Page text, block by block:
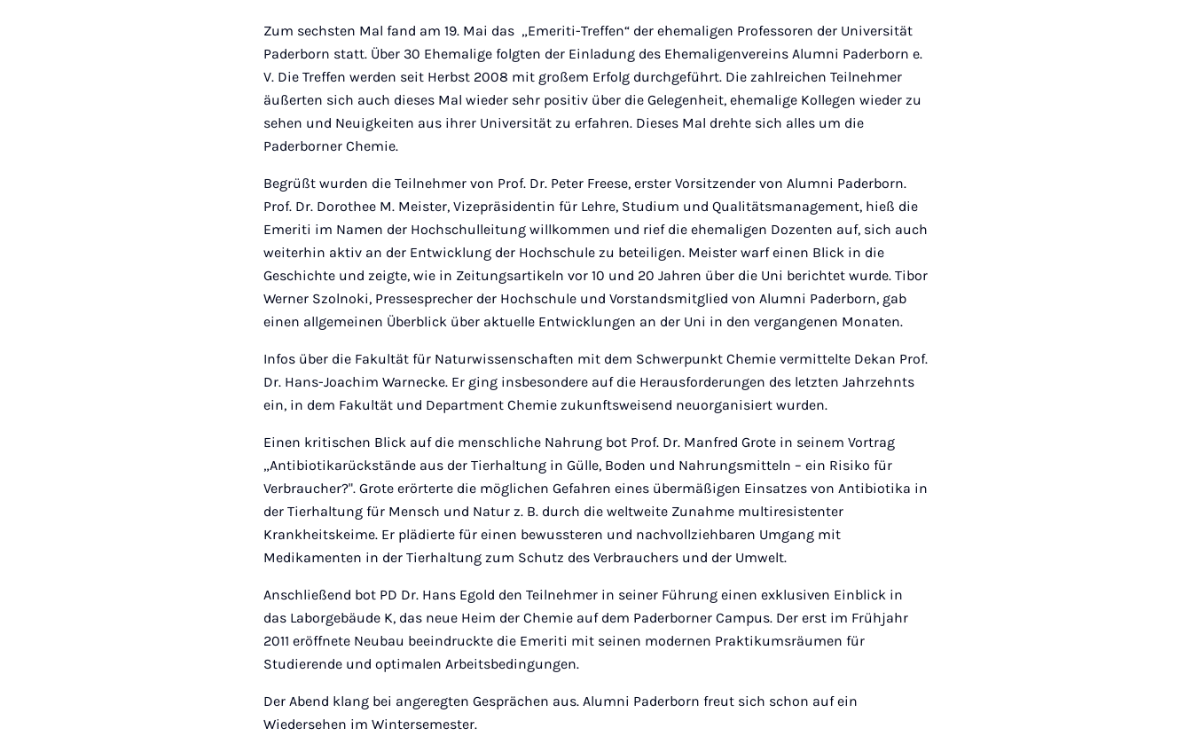
Mail
Zum sechsten Mal fand am 19. Mai das „Emeriti-Treffen“ der ehemaligen Professoren der Universität
Paderborn statt. Über 30 Ehemalige folgten der Einladung des Ehemaligenvereins Alumni Paderborn e.
V. Die Treffen werden seit Herbst 2008 mit großem Erfolg durchgeführt. Die zahlreichen Teilnehmer
äußerten sich auch dieses Mal wieder sehr positiv über die Gelegenheit, ehemalige Kollegen wieder zu
sehen und Neuigkeiten aus ihrer Universität zu erfahren. Dieses Mal drehte sich alles um die
Paderborner Chemie.
Begrüßt wurden die Teilnehmer von Prof. Dr. Peter Freese, erster Vorsitzender von Alumni Paderborn.
Prof. Dr. Dorothee M. Meister, Vizepräsidentin für Lehre, Studium und Qualitätsmanagement, hieß die
Emeriti im Namen der Hochschulleitung willkommen und rief die ehemaligen Dozenten auf, sich auch
weiterhin aktiv an der Entwicklung der Hochschule zu beteiligen. Meister warf einen Blick in die
Geschichte und zeigte, wie in Zeitungsartikeln vor 10 und 20 Jahren über die Uni berichtet wurde. Tibor
Werner Szolnoki, Pressesprecher der Hochschule und Vorstandsmitglied von Alumni Paderborn, gab
einen allgemeinen Überblick über aktuelle Entwicklungen an der Uni in den vergangenen Monaten.
Infos über die Fakultät für Naturwissenschaften mit dem Schwerpunkt Chemie vermittelte Dekan Prof.
Dr. Hans-Joachim Warnecke. Er ging insbesondere auf die Herausforderungen des letzten Jahrzehnts
ein, in dem Fakultät und Department Chemie zukunftsweisend neuorganisiert wurden.
Einen kritischen Blick auf die menschliche Nahrung bot Prof. Dr. Manfred Grote in seinem Vortrag
„Antibiotikarückstände aus der Tierhaltung in Gülle, Boden und Nahrungsmitteln – ein Risiko für
Verbraucher?". Grote erörterte die möglichen Gefahren eines übermäßigen Einsatzes von Antibiotika in
der Tierhaltung für Mensch und Natur z. B. durch die weltweite Zunahme multiresistenter
Krankheitskeime. Er plädierte für einen bewussteren und nachvollziehbaren Umgang mit
Medikamenten in der Tierhaltung zum Schutz des Verbrauchers und der Umwelt.
Anschließend bot PD Dr. Hans Egold den Teilnehmer in seiner Führung einen exklusiven Einblick in
das Laborgebäude K, das neue Heim der Chemie auf dem Paderborner Campus. Der erst im Frühjahr
2011 eröffnete Neubau beeindruckte die Emeriti mit seinen modernen Praktikumsräumen für
Studierende und optimalen Arbeitsbedingungen.
Der Abend klang bei angeregten Gesprächen aus. Alumni Paderborn freut sich schon auf ein
Wiedersehen im Wintersemester.